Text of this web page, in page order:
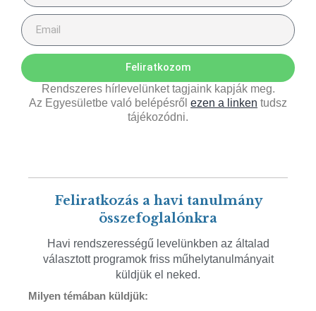
Feliratkozom
Rendszeres hírlevelünket tagjaink kapják meg.
Az Egyesületbe való belépésről ezen a linken tudsz
tájékozódni.
Feliratkozás a havi tanulmány
összefoglalónkra
Havi rendszerességű levelünkben az általad
választott programok friss műhelytanulmányait
küldjük el neked.
Milyen témában küldjük: